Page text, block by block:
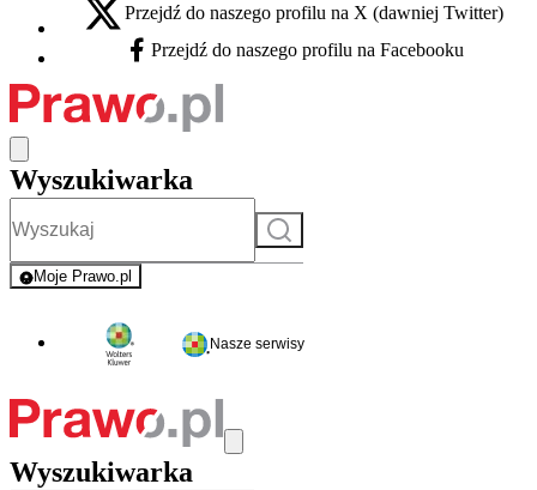
X - otwiera się w nowej karcie
Przejdź do naszego profilu na X (dawniej Twitter)
Facebook - otwiera się w nowej karcie
Przejdź do naszego profilu na Facebooku
Wyszukiwarka
Szukaj
Moje Prawo.pl
- rejestracja i logowanie do serwisu
Nasze serwisy
Wyszukiwarka